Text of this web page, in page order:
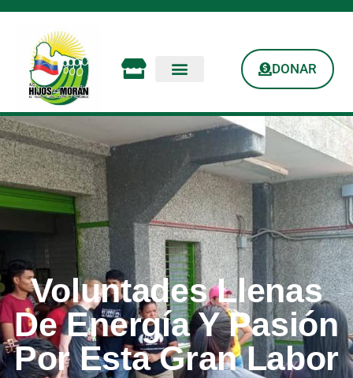
DONAR
Voluntades Llenas
De Energía Y Pasión
Por Esta Gran Labor